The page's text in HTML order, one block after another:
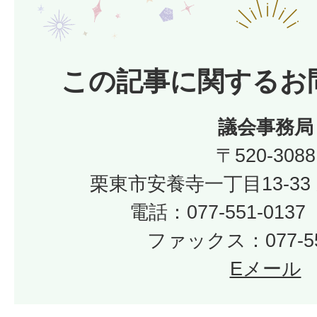
この記事に関するお
議会事務局
〒520-3088
栗東市安養寺一丁目13-
電話：077-551-0137
ファックス：077-
Eメール